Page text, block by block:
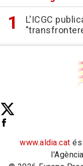
L'ICGC
www.aldia.cat